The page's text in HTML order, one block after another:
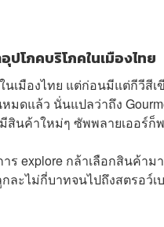
ปโภคบริโภคในเมืองไทย
เมืองไทย แต่ก่อนมีแต่กีวีสีเ
มดแล้ว นั่นแปลว่าถึง
สินค้าใหม่ๆ ซัพพลายเออร์
ร explore กล้าเลือกสินค้าม
ละไม่กี่บาทจนไปถึงสตรอว์